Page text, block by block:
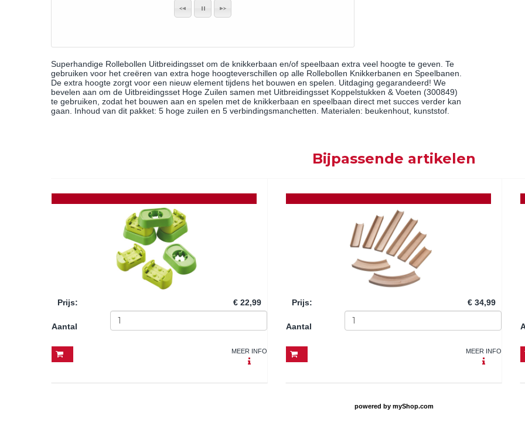
Superhandige Rollebollen Uitbreidingsset om de knikkerbaan en/of speelbaan extra veel hoogte te geven. Te
gebruiken voor het creëren van extra hoge hoogteverschillen op alle Rollebollen Knikkerbanen en Speelbanen.
De extra hoogte zorgt voor een nieuw element tijdens het bouwen en spelen. Uitdaging gegarandeerd! We
bevelen aan om de Uitbreidingsset Hoge Zuilen samen met Uitbreidingsset Koppelstukken & Voeten (300849)
te gebruiken, zodat het bouwen aan en spelen met de knikkerbaan en speelbaan direct met succes verder kan
gaan. Inhoud van dit pakket: 5 hoge zuilen en 5 verbindingsmanchetten. Materialen: beukenhout, kunststof.
Bijpassende artikelen
Prijs: € 22,99
Aantal
MEER INFO
Prijs: € 34,99
Aantal
MEER INFO
powered by myShop.com